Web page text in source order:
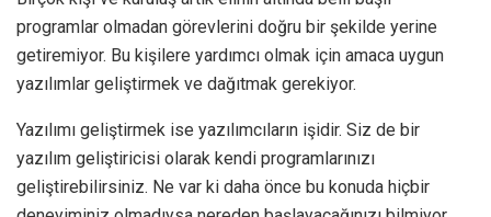
programlar olmadan görevlerini doğru bir şekilde yerine
getiremiyor. Bu kişilere yardımcı olmak için amaca uygun
yazılımlar geliştirmek ve dağıtmak gerekiyor.
Yazılımı geliştirmek ise yazılımcıların işidir. Siz de bir
yazılım geliştiricisi olarak kendi programlarınızı
geliştirebilirsiniz. Ne var ki daha önce bu konuda hiçbir